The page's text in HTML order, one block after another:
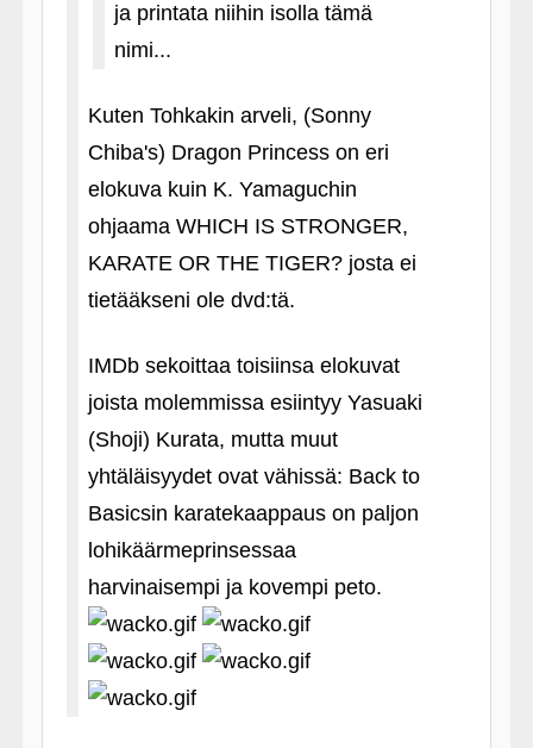
ja printata niihin isolla tämä
nimi...
Kuten Tohkakin arveli, (Sonny
Chiba's) Dragon Princess on eri
elokuva kuin K. Yamaguchin
ohjaama WHICH IS STRONGER,
KARATE OR THE TIGER? josta ei
tietääkseni ole dvd:tä.
IMDb sekoittaa toisiinsa elokuvat
joista molemmissa esiintyy Yasuaki
(Shoji) Kurata, mutta muut
yhtäläisyydet ovat vähissä: Back to
Basicsin karatekaappaus on paljon
lohikäärmeprinsessaa
harvinaisempi ja kovempi peto.